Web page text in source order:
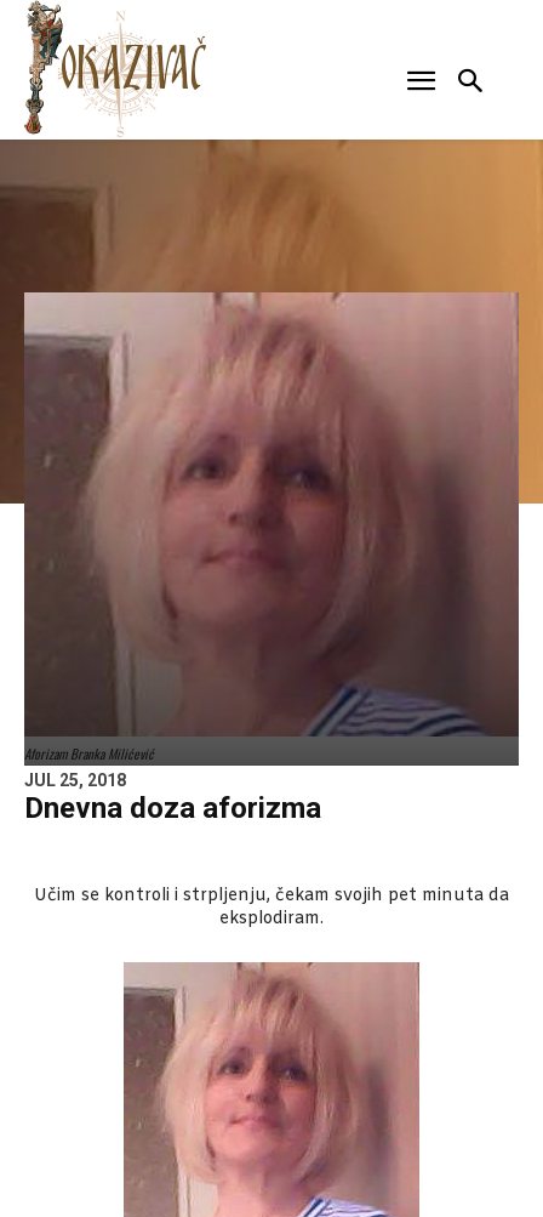
Aforizam Branka Milićević
JUL 25, 2018
Dnevna doza aforizma
Učim se kontroli i strpljenju, čekam svojih pet minuta da
eksplodiram.